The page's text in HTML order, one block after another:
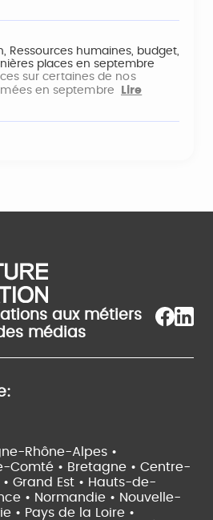
Ressources humaines, budget,
places en septembre
sur certaines de nos
en septembre
Lire
aux métiers
médias
Rhône-Alpes •
Comté • Bretagne • Centre-
Grand Est • Hauts-de-
• Normandie • Nouvelle-
• Pays de la Loire •